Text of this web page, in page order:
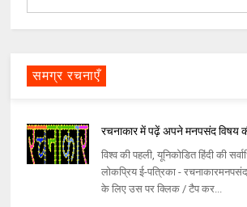
समग्र रचनाएँ
रचनाकार में पढ़ें अपने मनपसंद विषय
विश्व की पहली, यूनिकोडित हिंदी की
लोकप्रिय ई-पत्रिका -
के लिए उस पर क्लिक / टैप कर...